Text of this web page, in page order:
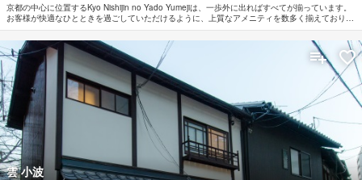
京都の中心に位置するKyo Nishijin no Yado Yumejiは、一歩外に出ればすべてが揃っています。
お客様が快適なひとときを過ごしていただけるように、上質なアメニティを数多く揃えておりま
す。 館内には全室Wi-Fi無料などの設備・サービスをご用意しています。 お部屋はゆったりと安
らげる空間を演出し、無料Wi-Fi , 禁煙/喫煙ポリシー：全室禁煙などの多彩なアメニティをご用
意しております。 当施設ではさまざまなレクリエーションをご体験いただけます。 京都を訪れ
る際には、Kyo Nishijin no Yado Yumejiで素敵なお時間をお過ごしください。
雲 小波